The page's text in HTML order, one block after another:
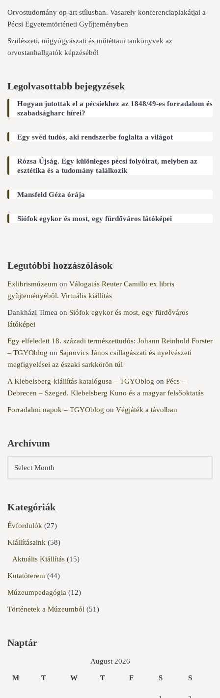
Orvostudomány op-art stílusban. Vasarely konferenciaplakátjai a
Pécsi Egyetemtörténeti Gyűjteményben
Szülészeti, nőgyógyászati és műtéttani tankönyvek az
orvostanhallgatók képzéséből
Legolvasottabb bejegyzések
Hogyan jutottak el a pécsiekhez az 1848/49-es forradalom és
szabadságharc hírei?
Egy svéd tudós, aki rendszerbe foglalta a világot
Rózsa Újság. Egy különleges pécsi folyóirat, melyben az
esztétika és a tudomány találkozik
Mansfeld Géza órája
Siófok egykor és most, egy fürdőváros látóképei
Legutóbbi hozzászólások
Exlibrismúzeum on Válogatás Reuter Camillo ex libris
gyűjteményéből. Virtuális kiállítás
Dankházi Timea on Siófok egykor és most, egy fürdőváros
látóképei
Egy elfeledett 18. századi természettudós: Johann Reinhold Forster
– TGYOblog on Sajnovics János csillagászati és nyelvészeti
megfigyelései az északi sarkkörön túl
A Klebelsberg-kiállítás katalógusa – TGYOblog on Pécs –
Debrecen – Szeged. Klebelsberg Kuno és a magyar felsőoktatás
Forradalmi napok – TGYOblog on Végjáték a távolban
Archívum
Kategóriák
Évfordulók (27)
Kiállításaink (58)
Aktuális Kiállítás (15)
Kutatóterem (44)
Múzeumpedagógia (12)
Történetek a Múzeumból (51)
Naptár
August 2026
M T W T F S S